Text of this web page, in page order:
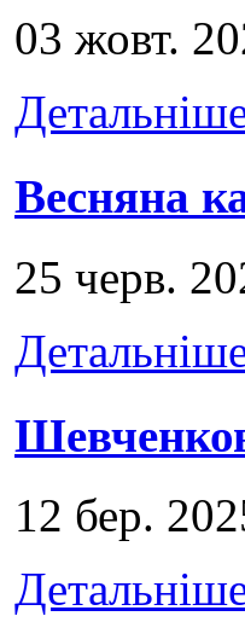
03 жовт.
Весняна
25 черв.
12 бер.